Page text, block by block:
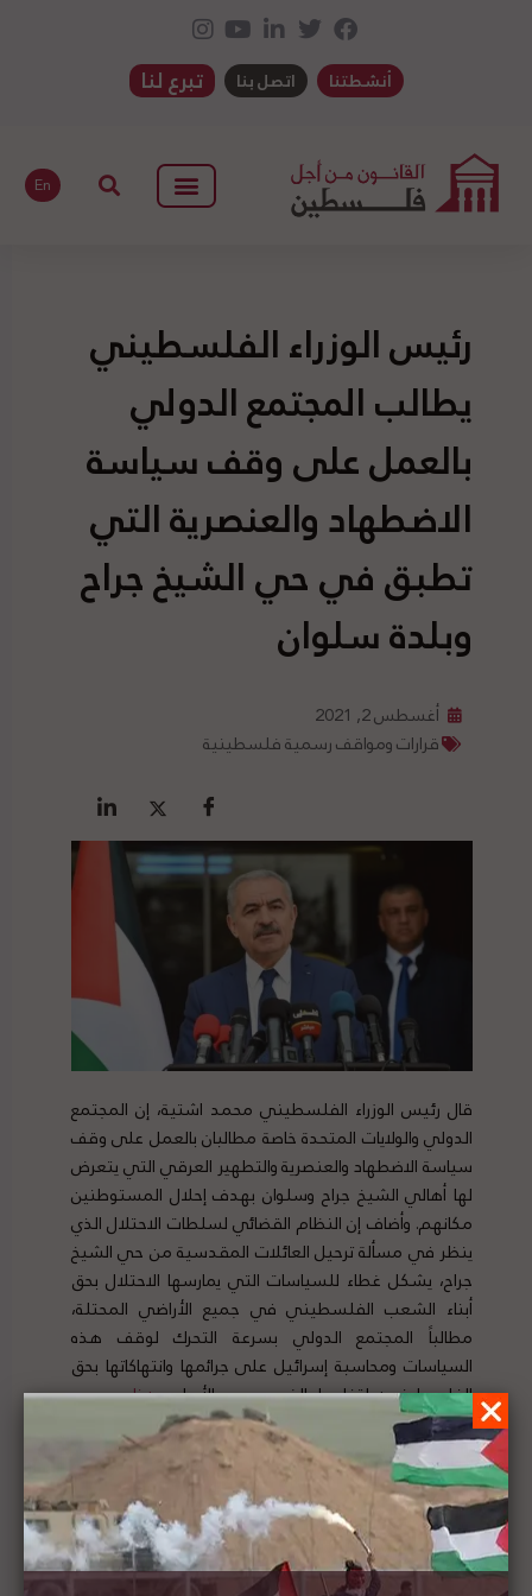
أنشطتنا اتصل بنا تبرع لنا
En
رئيس الوزراء الفلسطيني
يطالب المجتمع الدولي
بالعمل على وقف سياسة
الاضطهاد والعنصرية التي
تطبق في حي الشيخ جراح
وبلدة سلوان
أغسطس 2, 2021
قرارات ومواقف رسمية فلسطينية
قال رئيس الوزراء الفلسطيني محمد اشتية، إن المجتمع
الدولي والولايات المتحدة خاصة مطالبان بالعمل على وقف
سياسة الاضطهاد والعنصرية والتطهير العرقي التي يتعرض
لها أهالي الشيخ جراح وسلوان بهدف إحلال المستوطنين
مكانهم. وأضاف إن النظام القضائي لسلطات الاحتلال الذي
ينظر في مسألة ترحيل العائلات المقدسية من حي الشيخ
جراح، يشكل غطاء للسياسات التي يمارسها الاحتلال بحق
أبناء الشعب الفلسطيني في جميع الأراضي المحتلة،
مطالباً المجتمع الدولي بسرعة التحرك لوقف هذه
السياسات ومحاسبة إسرائيل على جرائمها وانتهاكاتها بحق
الفلسطينيين. لتفاصيل الخبر ومصدره الأصلي،هنا
الأمم المتحدة تؤكد عدم قانونية الاستيطان وتدعو
إسرائيل إلى الإلتزام بالقانون الدولي